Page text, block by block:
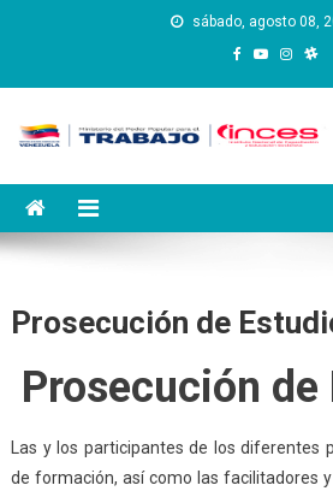
sábado, agosto 08,
Instituto
Capacitación y
Prosecución de
Prosecución de
Las y los participantes de los diferentes
de formación, así como las facilitadores